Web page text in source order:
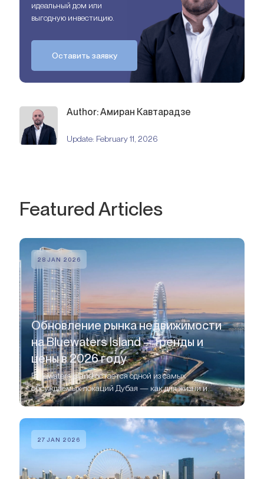
идеальный дом или
выгодную инвестицию.
Оставить заявку
Author: Амиран Кавтарадзе
Update: February 11, 2026
Featured Articles
28 JAN 2026
Обновление рынка недвижимости
на Bluewaters Island – Тренды и
цены в 2026 году
Bluewaters Island остаётся одной из самых
обсуждаемых локаций Дубая — как для жизни и
отдыха, так и для инвестиций в недвижимость.
27 JAN 2026